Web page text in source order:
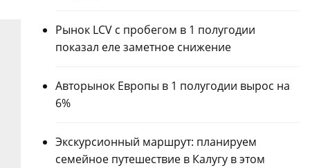
Рынок LCV с пробегом в 1 полугодии
показал еле заметное снижение
Авторынок Европы в 1 полугодии вырос на
6%
Экскурсионный маршрут: планируем
семейное путешествие в Калугу в этом